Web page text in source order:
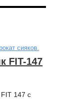
сияков.
FIT-147
147 с